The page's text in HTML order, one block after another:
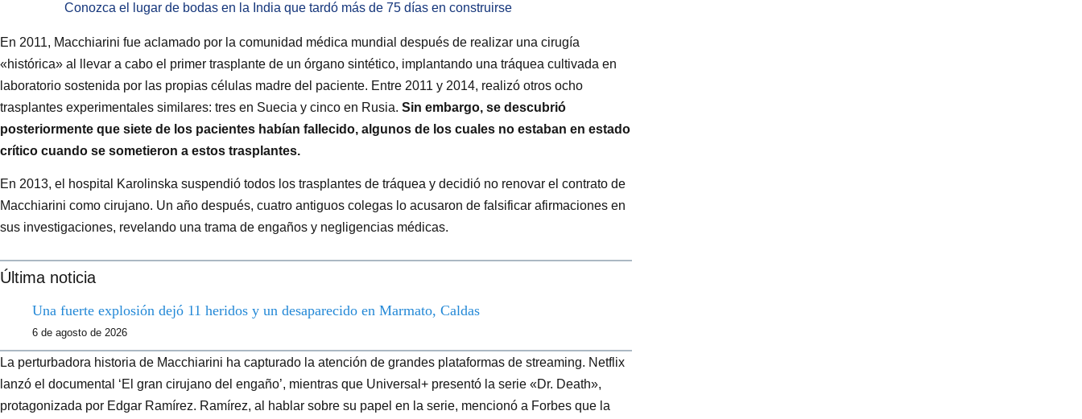
Conozca el lugar de bodas en la India que tardó más de 75 días en construirse
En 2011, Macchiarini fue aclamado por la comunidad médica mundial después de realizar una cirugía
«histórica» al llevar a cabo el primer trasplante de un órgano sintético, implantando una tráquea cultivada en
laboratorio sostenida por las propias células madre del paciente. Entre 2011 y 2014, realizó otros ocho
trasplantes experimentales similares: tres en Suecia y cinco en Rusia. Sin embargo, se descubrió
posteriormente que siete de los pacientes habían fallecido, algunos de los cuales no estaban en estado
crítico cuando se sometieron a estos trasplantes.
En 2013, el hospital Karolinska suspendió todos los trasplantes de tráquea y decidió no renovar el contrato de
Macchiarini como cirujano. Un año después, cuatro antiguos colegas lo acusaron de falsificar afirmaciones en
sus investigaciones, revelando una trama de engaños y negligencias médicas.
Última noticia
Una fuerte explosión dejó 11 heridos y un desaparecido en Marmato, Caldas
6 de agosto de 2026
La perturbadora historia de Macchiarini ha capturado la atención de grandes plataformas de streaming. Netflix
lanzó el documental ‘El gran cirujano del engaño’, mientras que Universal+ presentó la serie «Dr. Death»,
protagonizada por Edgar Ramírez. Ramírez, al hablar sobre su papel en la serie, mencionó a Forbes que la